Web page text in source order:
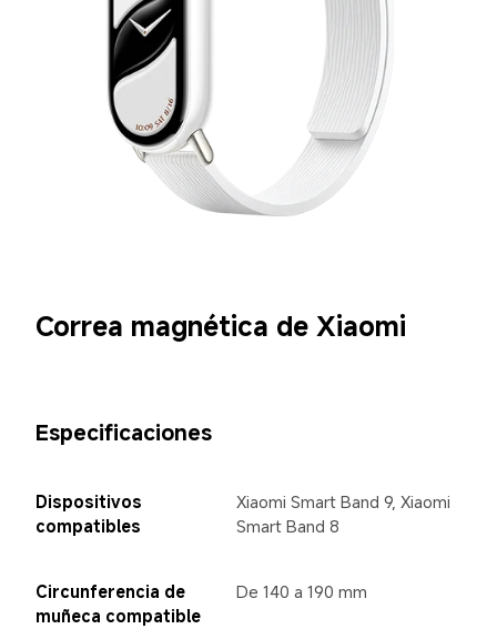
Correa magnética de Xiaomi
Especificaciones
Dispositivos
compatibles
Xiaomi Smart Band 9, Xiaomi
Smart Band 8
Circunferencia de
muñeca compatible
De 140 a 190 mm